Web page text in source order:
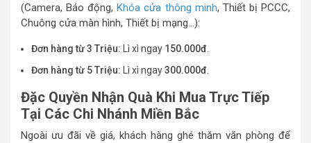
(Camera, Báo động, Khóa cửa thông minh, Thiết bị PCCC,
Chuông cửa màn hình, Thiết bị mạng…):
Đơn hàng từ 3 Triệu: Lì xì ngay 150.000đ.
Đơn hàng từ 5 Triệu: Lì xì ngay300.000đ.
Đặc Quyền Nhận Quà Khi Mua Trực Tiếp
Tại Các Chi Nhánh Miền Bắc
Ngoài ưu đãi về giá, khách hàng ghé thăm văn phòng để